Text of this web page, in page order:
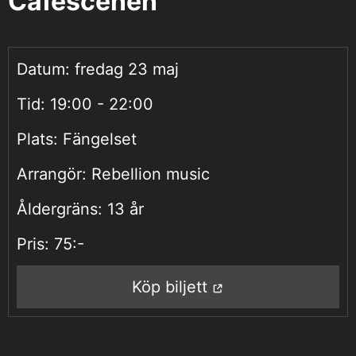
Datum: fredag 23 maj
Tid: 19:00 - 22:00
Plats: Fängelset
Arrangör: Rebellion music
Åldergräns: 13 år
Pris: 75:-
Köp biljett